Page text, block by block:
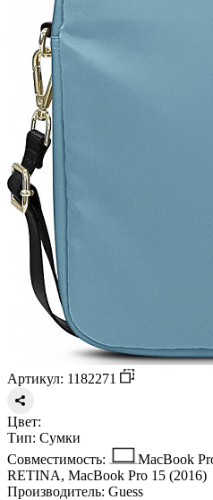
Артикул: 1182271
Цвет:
Тип: Сумки
Совместимость:
MacBook
RETINA, MacBook Pro 15 (2016)
Производитель: Guess